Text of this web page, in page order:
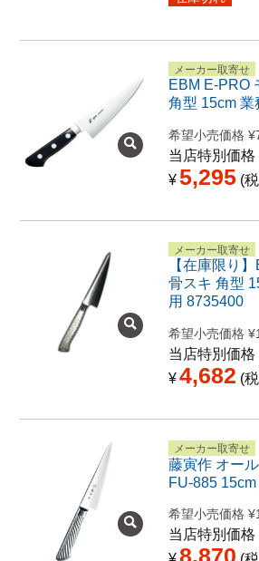
メーカー取寄せ
EBM E-PRO
角型 15cm
希望小売価格 ¥
当店特別価格
¥5,295
メーカー取寄せ
【在庫限り
骨スキ 角型
用 8735400
希望小売価格 ¥
当店特別価格
¥4,682
メーカー取寄せ
藤寅作 オー
FU-885
希望小売価格 ¥
当店特別価格
8,870